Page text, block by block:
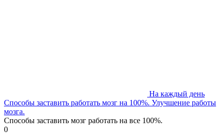
На каждый день
Способы заставить работать мозг на 100%. Улучшение работы
мозга.
Способы заставить мозг работать на все 100%.
0